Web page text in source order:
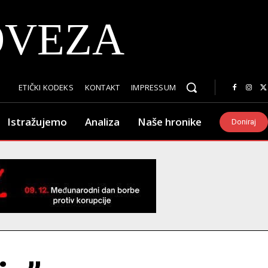
ETIČKI KODEKS KONTAKT IMPRESSUM
Istražujemo Analiza Naše hronike Doniraj